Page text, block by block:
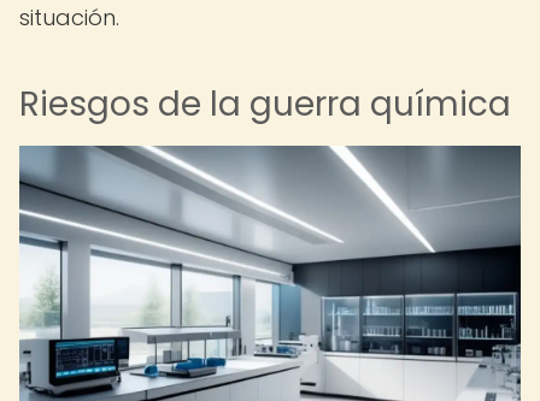
situación.
Riesgos de la guerra química